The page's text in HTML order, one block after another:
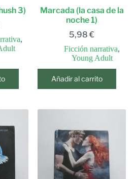
3)
,
Marcada (la casa de la
noche 1)
5,98 €
Ficción narrativa,
Young Adult
Añadir al carrito